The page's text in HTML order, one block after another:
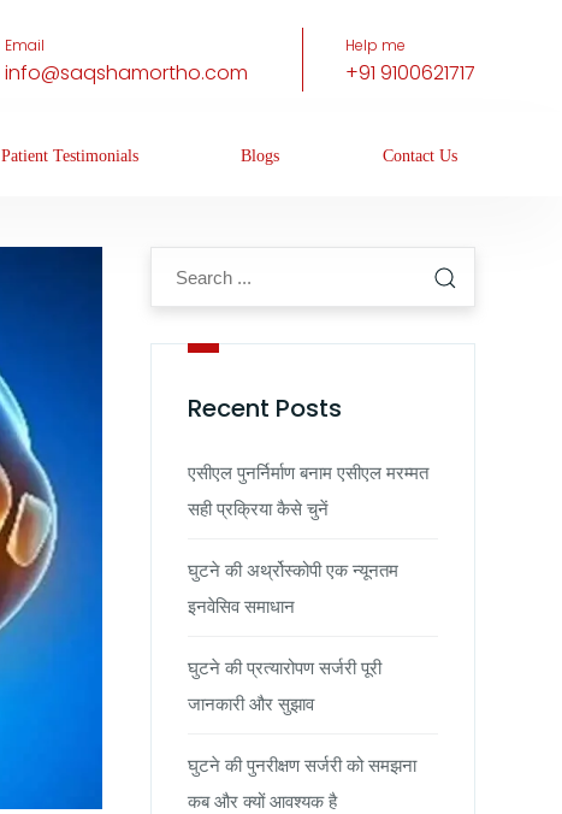
Email
info@saqshamortho.com
Help me
+91 9100621717
Patient Testimonials Blogs Contact Us
Recent Posts
एसीएल पुनर्निर्माण बनाम एसीएल मरम्मत
सही प्रक्रिया कैसे चुनें
घुटने की अर्थ्रोस्कोपी एक न्यूनतम
इनवेसिव समाधान
घुटने की प्रत्यारोपण सर्जरी पूरी
जानकारी और सुझाव
घुटने की पुनरीक्षण सर्जरी को समझना
कब और क्यों आवश्यक है